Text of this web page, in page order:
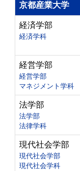
京都産業大学
経済学部
経済学科
経営学部
経営学部
マネジメント学科
法学部
法学部
法律学科
現代社会学部
現代社会学部
現代社会学科